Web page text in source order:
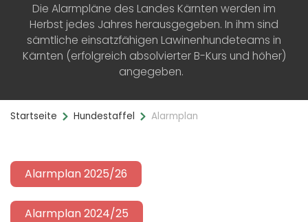
Die Alarmpläne des Landes Kärnten werden im
Herbst jedes Jahres herausgegeben. In ihm sind
sämtliche einsatzfähigen Lawinenhundeteams in
Kärnten (erfolgreich absolvierter B-Kurs und höher)
angegeben.
Startseite Hundestaffel Alarmplan
Alarmplan 2025/26
Alarmplan 2024/25